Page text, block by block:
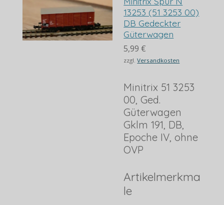
13253 (51 3253 00)
DB Gedeckter
Güterwagen
5,99 €
zzgl.Versandkosten
Minitrix 51 3253
00, Ged.
Güterwagen
Gklm 191, DB,
Epoche IV, ohne
OVP
Artikelmerkma
le